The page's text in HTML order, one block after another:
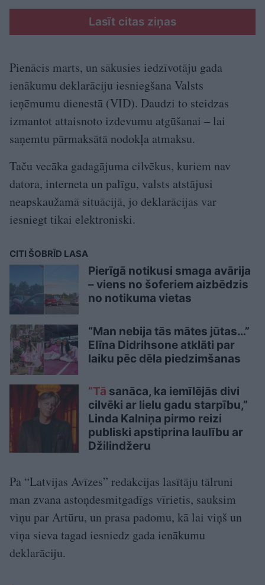
Lasīt citas ziņas
Pienācis marts, un sākusies iedzīvotāju gada
ienākumu deklarāciju iesniegšana Valsts
ieņēmumu dienestā (VID). Daudzi to steidzas
izmantot attaisnoto izdevumu atgūšanai – lai
saņemtu pārmaksātā nodokļa atmaksu.
Taču vecāka gadagājuma cilvēkus, kuriem nav
datora, interneta un palīgu, valsts atstājusi
neapskaužamā situācijā, jo deklarācijas var
iesniegt tikai elektroniski.
CITI ŠOBRĪD LASA
Pierīgā notikusi smaga avārija
– viens no šoferiem aizbēdzis
no notikuma vietas
“Man nebija tās mātes jūtas…”
Elīna Didrihsone atklāti par
laiku pēc dēla piedzimšanas
“Tā sanāca, ka iemīlējās divi
cilvēki ar lielu gadu starpību,”
Linda Kalniņa pirmo reizi
publiski apstiprina laulību ar
Džilindžeru
Pa “Latvijas Avīzes” redakcijas lasītāju tālruni
man zvana astoņdesmitgadīgs vīrietis, sauksim
viņu par Artūru, un prasa padomu, kā lai viņš un
viņa sieva tagad iesniedz gada ienākumu
deklarāciju.